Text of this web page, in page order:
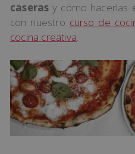
caseras y cómo hacerlas
con nuestro curso de
cocina creativa.